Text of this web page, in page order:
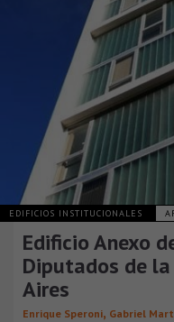
EDIFICIOS INSTITUCIONALES
Edificio Anexo
Diputados de la
Aires
Enrique Speroni, Gabriel